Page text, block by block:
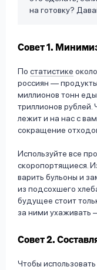
на готовку?
Совет 1.
По статистике
россиян —
миллионов тонн
триллионов рублей.
лежит и на нас с
сокращение
Используйте все
скоропортящиеся.
варить бульоны и
из подсохшего
будущее стоит
за ними ухаживать
Совет 2.
Чтобы
Войти под другим